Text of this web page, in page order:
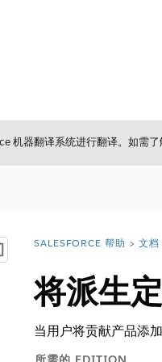
机器翻译系统进行翻译。如需
示目录 您在此处：
SALESFORCE 帮助 文档
将派生
当用户将贡献产品添